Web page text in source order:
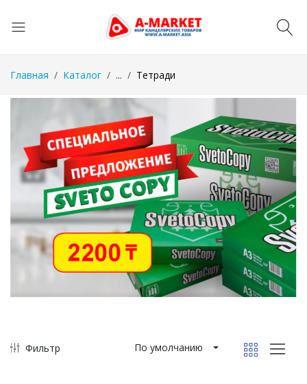
Главная Каталог ... Тетради
Фильтр По умолчанию